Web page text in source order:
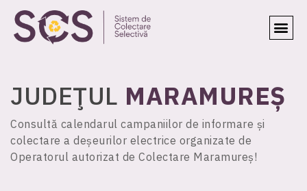
JUDEŢUL MARAMUREȘ
Consultă calendarul campaniilor de informare și
colectare a deșeurilor electrice organizate de
Operatorul autorizat de Colectare Maramureș!